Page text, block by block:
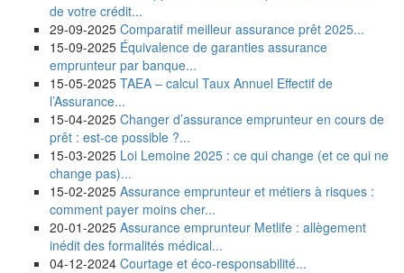
de votre crédit...
29-09-2025 Comparatif meilleur assurance prêt 2025...
15-09-2025 Équivalence de garanties assurance
emprunteur par banque...
15-05-2025 TAEA – calcul Taux Annuel Effectif de
l’Assurance...
15-04-2025 Changer d’assurance emprunteur en cours de
prêt : est-ce possible ?...
15-03-2025 Loi Lemoine 2025 : ce qui change (et ce qui ne
change pas)...
15-02-2025 Assurance emprunteur et métiers à risques :
comment payer moins cher...
20-01-2025 Assurance emprunteur Metlife : allègement
inédit des formalités médical...
04-12-2024 Courtage et éco-responsabilité...